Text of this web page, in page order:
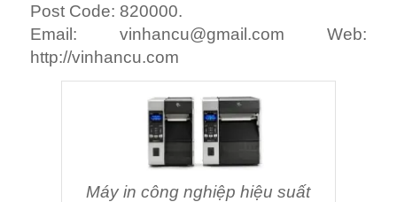
Post Code: 820000.
Email: vinhancu@gmail.com Web:
http://vinhancu.com
Máy in công nghiệp hiệu suất